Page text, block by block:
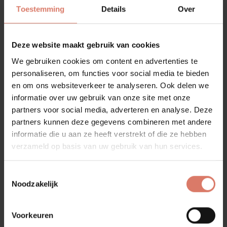
Toestemming Details Over
Deze website maakt gebruik van cookies
We gebruiken cookies om content en advertenties te
personaliseren, om functies voor social media te bieden
en om ons websiteverkeer te analyseren. Ook delen we
informatie over uw gebruik van onze site met onze
partners voor social media, adverteren en analyse. Deze
partners kunnen deze gegevens combineren met andere
informatie die u aan ze heeft verstrekt of die ze hebben
verzameld op basis van uw gebruik van hun services.
Noodzakelijk
Voorkeuren
Parallel keuken met
schiereiland of bar
Verlang je naar een bar in de keuken? Zelfs dan kan een
parallel opstelling prima passen in je woning. De
keukenblokken hoeven namelijk niet per se aan de muur
vast te staan. Door de parallel opstelling een kwart slag te
werkblad en plaats er twee krukken onder. Zo maak je er